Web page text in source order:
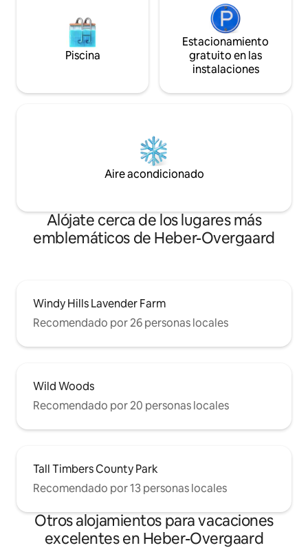
Piscina
Estacionamiento
gratuito en las
instalaciones
Aire acondicionado
Alójate cerca de los lugares más
emblemáticos de Heber-Overgaard
Windy Hills Lavender Farm
Recomendado por 26 personas locales
Wild Woods
Recomendado por 20 personas locales
Tall Timbers County Park
Recomendado por 13 personas locales
Otros alojamientos para vacaciones
excelentes en Heber-Overgaard